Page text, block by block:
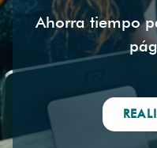
Ahorra tiempo